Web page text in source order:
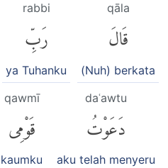
qāla
قَالَ
(Nuh) berkata
rabbi
رَبِّ
ya Tuhanku
daʿawtu
دَعَوْتُ
aku telah menyeru
qawmī
قَوْمِى
kaumku